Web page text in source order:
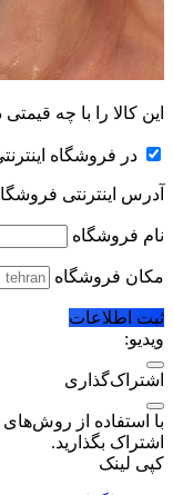
این کالا را با چه قیمتی
در فروشگاه
آدرس اینترنتی
نام فروشگاه
مکان فروشگاه
ثبت اطلاعات
ویدیو:
اشتراک‌گذاری
با استفاده از روش‌های
اشتراک بگذارید.
کپی لینک